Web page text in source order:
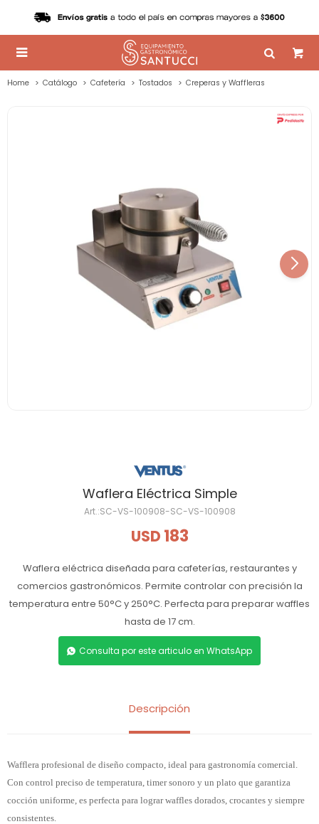

Home Catálogo Cafetería Tostados Creperas y Waffleras
Waflera Eléctrica Simple
SC-VS-100908-SC-VS-100908
USD 183
Waflera eléctrica diseñada para cafeterías, restaurantes y
comercios gastronómicos. Permite controlar con precisión la
temperatura entre 50°C y 250°C. Perfecta para preparar waffles
hasta de 17 cm.
Consulta por este articulo en WhatsApp
Descripción
Wafflera profesional de diseño compacto, ideal para gastronomía comercial.
Con control preciso de temperatura, timer sonoro y un plato que garantiza
cocción uniforme, es perfecta para lograr waffles dorados, crocantes y siempre
consistentes.